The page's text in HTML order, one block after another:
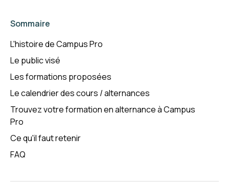
Sommaire
L'histoire de Campus Pro
Le public visé
Les formations proposées
Le calendrier des cours / alternances
Trouvez votre formation en alternance à Campus
Pro
Ce qu'il faut retenir
FAQ